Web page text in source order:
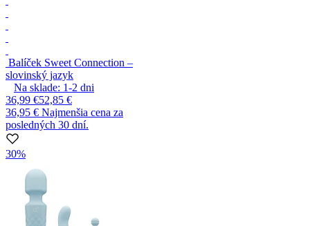
Balíček Sweet Connection –
slovinský jazyk
Na sklade: 1-2 dni
36,99 €52,85 €
36,95 € Najmenšia cena za
posledných 30 dní.
30%